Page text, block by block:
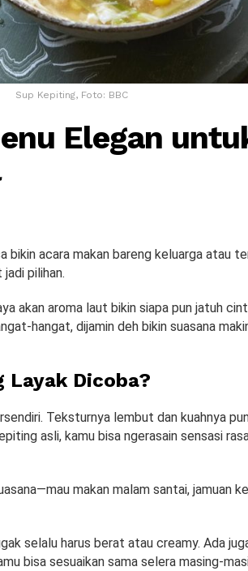
Sup Kepiting, Foto: BBC
Elegan
bikin acara makan bareng keluarga atau
pilihan.
akan aroma laut bikin siapa pun jatuh
hangat, dijamin deh bikin suasana
Layak Dicoba?
Teksturnya lembut dan kuahnya
asli, kamu bisa ngerasain sensasi
makan malam santai, jamuan
selalu harus berat atau creamy. Ada
bisa sesuaikan sama selera masing-